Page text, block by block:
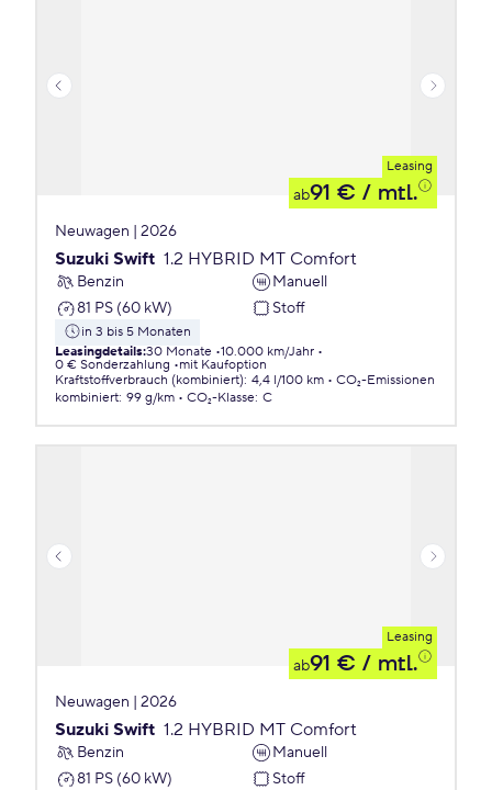
Leasing
ab91 € / mtl.
Neuwagen | 2026
Suzuki Swift 1.2 HYBRID MT Comfort
Benzin
Manuell
81 PS (60 kW)
Stoff
in 3 bis 5 Monaten
Leasingdetails:30 Monate 10.000 km/Jahr
0 € Sonderzahlung
mit Kaufoption
Kraftstoffverbrauch (kombiniert): 4,4 l/100 km
CO₂-Emissionen
kombiniert: 99 g/km CO₂-Klasse: C
Leasing
ab91 € / mtl.
Neuwagen | 2026
Suzuki Swift 1.2 HYBRID MT Comfort
Benzin
Manuell
81 PS (60 kW)
Stoff